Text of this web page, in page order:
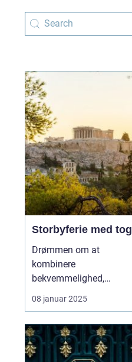
Storbyferie med tog
Drømmen om at
kombinere
bekvemmelighed,
bæredygtighed og
eventyr på samme rejse
man vælger ensto...
08 januar 2025